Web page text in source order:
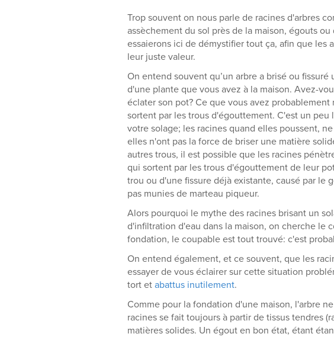
Trop souvent on nous parle de racines d'arbres
assèchement du sol près de la maison, égouts
essaierons ici de démystifier tout ça, afin que les
leur juste valeur.
On entend souvent qu’un arbre a brisé ou
d'une plante que vous avez à la maison. Avez-
éclater son pot? Ce que vous avez
sortent par les trous d'égouttement. C'est un
votre solage; les racines quand elles poussent,
elles n'ont pas la force de briser une matière
autres trous, il est possible que les racines
qui sortent par les trous d'égouttement de leur
trou ou d'une fissure déjà existante, causé par le
pas munies de marteau piqueur.
Alors pourquoi le mythe des racines brisant un
d'infiltration d'eau dans la maison, on cherche le
fondation, le coupable est tout trouvé: c'est
On entend également, et ce souvent, que les
essayer de vous éclairer sur cette situation
tort et abattus inutilement.
Comme pour la fondation d'une maison, l'arbre
racines se fait toujours à partir de tissus tendres
matières solides. Un égout en bon état, étant